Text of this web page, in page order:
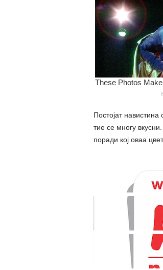
Постојат
тие се многу
поради кој оваа